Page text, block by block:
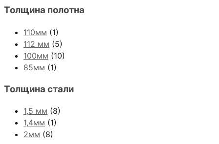
Толщина полотна
110мм (1)
112 мм (5)
100мм (10)
85мм (1)
Толщина стали
1,5 мм (8)
1,4мм (1)
2мм (8)